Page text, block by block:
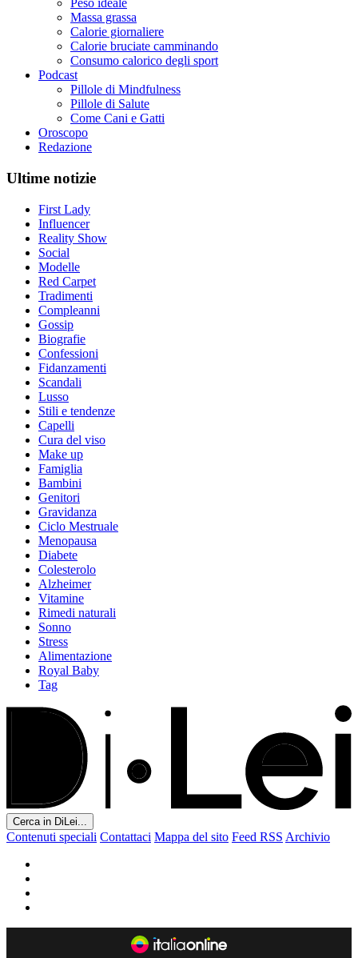
Peso ideale
Massa grassa
Calorie giornaliere
Calorie bruciate camminando
Consumo calorico degli sport
Podcast
Pillole di Mindfulness
Pillole di Salute
Come Cani e Gatti
Oroscopo
Redazione
Ultime notizie
First Lady
Influencer
Reality Show
Social
Modelle
Red Carpet
Tradimenti
Compleanni
Gossip
Biografie
Confessioni
Fidanzamenti
Scandali
Lusso
Stili e tendenze
Capelli
Cura del viso
Make up
Famiglia
Bambini
Genitori
Gravidanza
Ciclo Mestruale
Menopausa
Diabete
Colesterolo
Alzheimer
Vitamine
Rimedi naturali
Sonno
Stress
Alimentazione
Royal Baby
Tag
Cerca in DiLei...
Contenuti speciali Contattaci Mappa del sito Feed RSS Archivio